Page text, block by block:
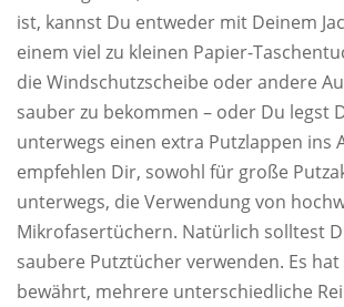
ist, kannst Du entweder mit Deinem
einem viel zu kleinen Papier-
die Windschutzscheibe oder andere
sauber zu bekommen – oder Du legst
unterwegs einen extra Putzlappen ins
empfehlen Dir, sowohl für große
unterwegs, die Verwendung von
Mikrofasertüchern. Natürlich solltest
saubere Putztücher verwenden. Es
bewährt, mehrere unterschiedliche